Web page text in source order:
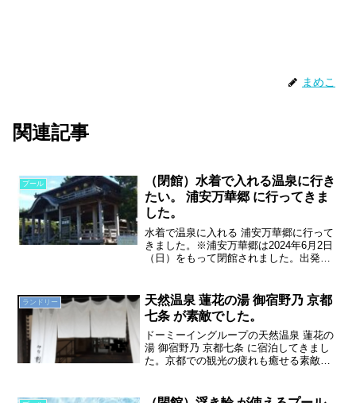
まめこ
関連記事
プール
（閉館）水着で入れる温泉に行き
たい。 浦安万華郷 に行ってきま
した。
水着で温泉に入れる 浦安万華郷に行って
きました。※浦安万華郷は2024年6月2日
（日）をもって閉館されました。出発・
す。我が家はいつもと同じく車で訪問。
首都高浦安出口か...
ランドリー
天然温泉 蓮花の湯 御宿野乃 京都
七条 が素敵でした。
ドーミーイングループの天然温泉 蓮花の
湯 御宿野乃 京都七条 に宿泊してきまし
た。京都での観光の疲れも癒せる素敵な
ス御宿野乃京都七条さんは京都の駅から